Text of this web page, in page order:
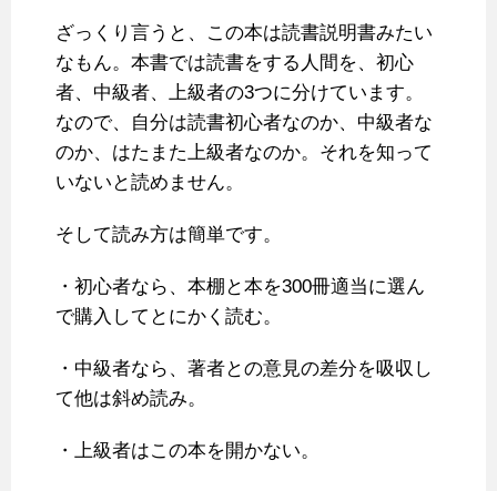
ざっくり言うと、この本は読書説明書みたい
なもん。本書では読書をする人間を、初心
者、中級者、上級者の3つに分けています。
なので、自分は読書初心者なのか、中級者な
のか、はたまた上級者なのか。それを知って
いないと読めません。
そして読み方は簡単です。
・初心者なら、本棚と本を300冊適当に選ん
で購入してとにかく読む。
・中級者なら、著者との意見の差分を吸収し
て他は斜め読み。
・上級者はこの本を開かない。